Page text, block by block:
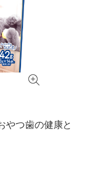
つ歯の健康と